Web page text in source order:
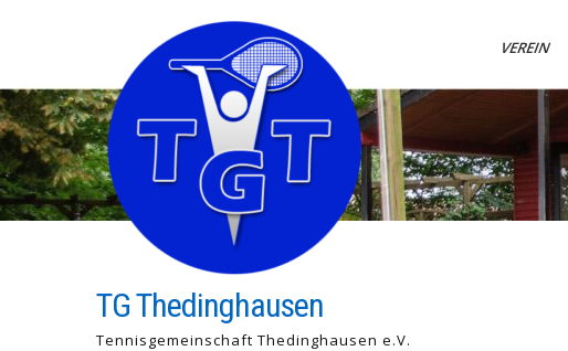
TG Thedinghausen
Tennisgemeinschaft Thedinghausen e.V.
VEREIN